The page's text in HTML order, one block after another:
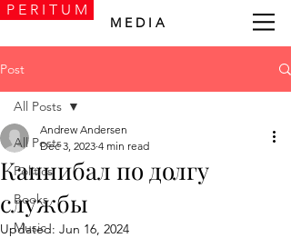
P E R I T U M
M E D I A
Post
All Posts
Politics
Books
Music
All Posts
Каннибал по долгу
службы
Andrew Andersen
Dec 3, 2023 4 min read
Updated: Jun 16, 2024